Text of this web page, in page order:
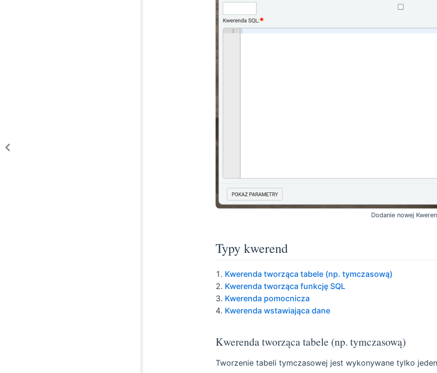
Dodanie nowej
Typy kwerend
Kwerenda tworząca tabele (np. tymczasową)
Kwerenda tworząca funkcję SQL
Kwerenda pomocnicza
Kwerenda wstawiająca dane
Kwerenda tworząca tabele (np. tymczasową)
Tworzenie tabeli tymczasowej jest wykonywane tylko